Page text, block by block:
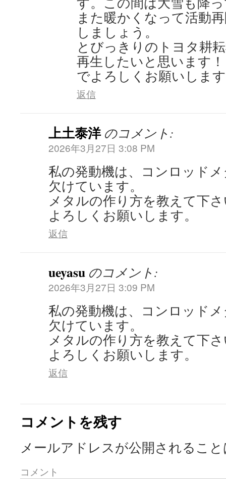
また暖かくなって活動
しましょう。
とびっきりのトヨタ耕
再生したいと思います
でよろしくお願いしま
返信
上土泰洋 のコメント:
2026年3月27日 3:08 PM
私の発動機は、コンロッド
欠けています。
メタルの作り方を教えて下
よろしくお願いします。
返信
ueyasu のコメント:
2026年3月27日 3:09 PM
私の発動機は、コンロッド
欠けています。
メタルの作り方を教えて下
よろしくお願いします。
返信
コメントを残す
メールアドレスが公開されるこ
コメント